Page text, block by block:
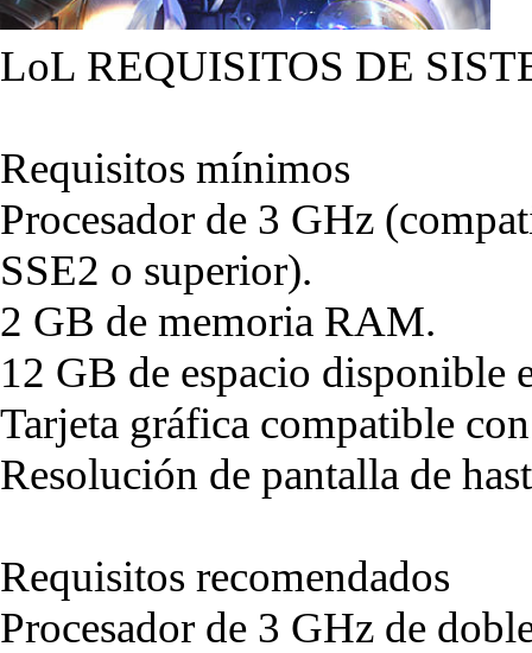
LoL REQUISITOS DE
Requisitos mínimos
Procesador de 3 GHz
SSE2 o superior).
2 GB de memoria RAM.
12 GB de espacio disponible
Tarjeta gráfica compatible
Resolución de pantalla de
Requisitos recomendados
Procesador de 3 GHz de